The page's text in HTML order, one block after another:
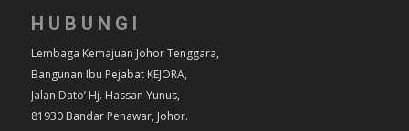
HUBUNGI
Lembaga Kemajuan Johor Tenggara,
Bangunan Ibu Pejabat KEJORA,
Jalan Dato’ Hj. Hassan Yunus,
81930 Bandar Penawar, Johor.